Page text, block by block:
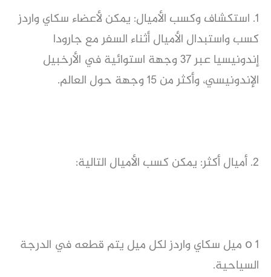
1. استكشاف وكسب الأميال: يمكن لأعضاء سكاي واردز
كسب واستبدال الأميال أثناء السفر مع جارودا
إندونيسيا عبر 37 وجهة استوائية في الأرخبيل
الإندونيسي، وأكثر من 15 وجهة حول العالم.
2. أميال أكثر: يمكن كسب الأميال التالية:
o 1 ميل سكاي واردز لكل ميل يتم قطعه في الدرجة
السياحية.